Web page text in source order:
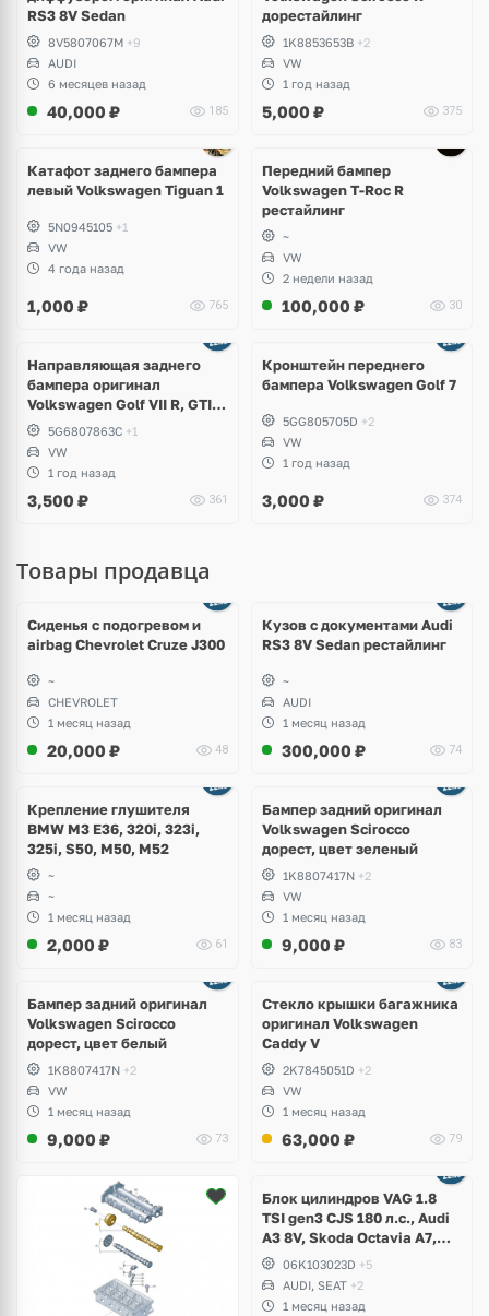
RS3 8V Sedan
8V5807067M +9
AUDI
6 месяцев назад
40,000 ₽ 185
дорестайлинг
1K8853653B +2
VW
1 год назад
5,000 ₽ 375
Катафот заднего бампера
левый Volkswagen Tiguan 1
5N0945105 +1
VW
4 года назад
1,000 ₽ 765
Передний бампер
Volkswagen T-Roc R
рестайлинг
~
VW
2 недели назад
100,000 ₽ 30
Направляющая заднего
бампера оригинал
Volkswagen Golf VII R, GTI,
e-Golf5G6807863C +1
VW
1 год назад
3,500 ₽ 361
Кронштейн переднего
бампера Volkswagen Golf 7
5GG805705D +2
VW
1 год назад
3,000 ₽ 374
Товары продавца
Сиденья с подогревом и
airbag Chevrolet Cruze J300
~
CHEVROLET
1 месяц назад
20,000 ₽ 48
Кузов с документами Audi
RS3 8V Sedan рестайлинг
~
AUDI
1 месяц назад
300,000 ₽ 74
Крепление глушителя
BMW M3 E36, 320i, 323i,
325i, S50, M50, M52
~
~
1 месяц назад
2,000 ₽ 61
Бампер задний оригинал
Volkswagen Scirocco
дорест, цвет зеленый
1K8807417N +2
VW
1 месяц назад
9,000 ₽ 83
Бампер задний оригинал
Volkswagen Scirocco
дорест, цвет белый
1K8807417N +2
VW
1 месяц назад
9,000 ₽ 73
Стекло крышки багажника
оригинал Volkswagen
Caddy V
2K7845051D +2
VW
1 месяц назад
63,000 ₽ 79
2 фото
Блок цилиндров VAG 1.8
TSI gen3 CJS 180 л.с., Audi
A3 8V, Skoda Octavia A7,
Superb, Volkswagen Passat
B8, Golf VII Alltrack, Seat
Leon
06K103023D +5
AUDI, SEAT +2
1 месяц назад